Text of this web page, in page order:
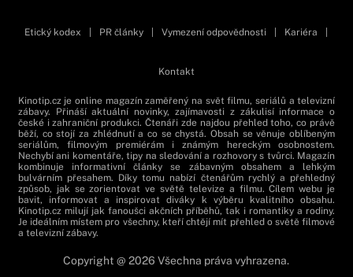
Etický kodex PR články Vymezení odpovědnosti Kariéra
Kontakt
Kinotip.cz je online magazín zaměřený na svět filmu, seriálů a televizní
zábavy. Přináší aktuální novinky, zajímavosti z zákulisí informace o
české i zahraniční produkci. Čtenáři zde najdou přehled toho, co právě
běží, co stojí za zhlédnutí a co se chystá. Obsah se věnuje oblíbeným
seriálům, filmovým premiérám i známým hereckým osobnostem.
Nechybí ani komentáře, tipy na sledování a rozhovory s tvůrci. Magazín
kombinuje informativní články se zábavným obsahem a lehkým
bulvárním přesahem. Díky tomu nabízí čtenářům rychlý a přehledný
způsob, jak se zorientovat ve světě televize a filmu. Cílem webu je
bavit, informovat a inspirovat diváky k výběru kvalitního obsahu.
Kinotip.cz milují jak fanoušci akčních příběhů, tak i romantiky a rodiny.
Je ideálním místem pro všechny, kteří chtějí mít přehled o světě filmové
a televizní zábavy.
Copyright @ 2026 Všechna práva vyhrazena.